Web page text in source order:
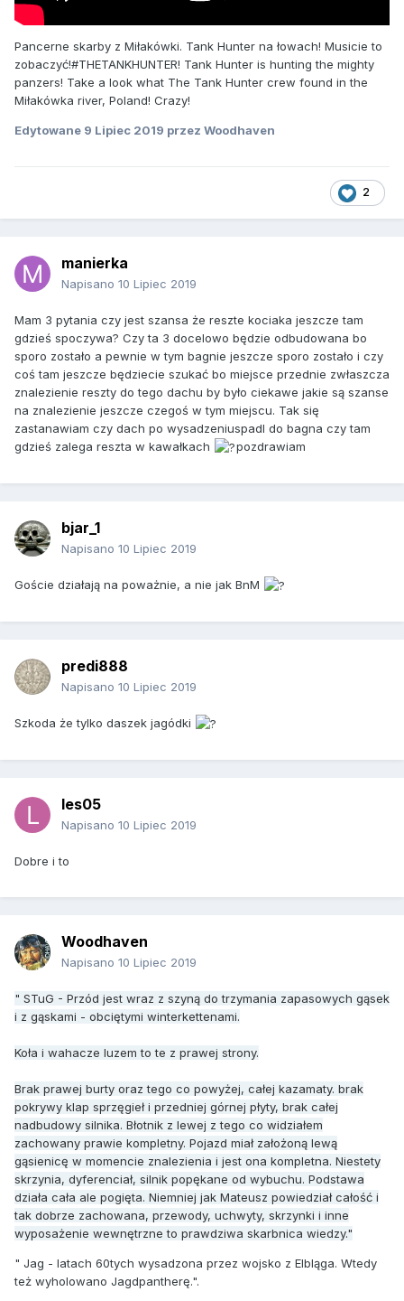
Pancerne skarby z Miłakówki. Tank Hunter na łowach! Musicie to
zobaczyć!#THETANKHUNTER! Tank Hunter is hunting the mighty
panzers! Take a look what The Tank Hunter crew found in the
Miłakówka river, Poland! Crazy!
Edytowane 9 Lipiec 2019 przez Woodhaven
2
manierka
Napisano 10 Lipiec 2019
Mam 3 pytania czy jest szansa że reszte kociaka jeszcze tam
gdzieś spoczywa? Czy ta 3 docelowo będzie odbudowana bo
sporo zostało a pewnie w tym bagnie jeszcze sporo zostało i czy
coś tam jeszcze będziecie szukać bo miejsce przednie zwłaszcza
znalezienie reszty do tego dachu by było ciekawe jakie są szanse
na znalezienie jeszcze czegoś w tym miejscu. Tak się
zastanawiam czy dach po wysadzeniuspadl do bagna czy tam
gdzieś zalega reszta w kawałkach
pozdrawiam
bjar_1
Napisano 10 Lipiec 2019
Goście działają na poważnie, a nie jak BnM
predi888
Napisano 10 Lipiec 2019
Szkoda że tylko daszek jagódki
les05
Napisano 10 Lipiec 2019
Dobre i to
Woodhaven
Napisano 10 Lipiec 2019
" STuG - Przód jest wraz z szyną do trzymania zapasowych gąsek
i z gąskami - obciętymi winterkettenami.
Koła i wahacze luzem to te z prawej strony.
Brak prawej burty oraz tego co powyżej, całej kazamaty. brak
pokrywy klap sprzęgieł i przedniej górnej płyty, brak całej
nadbudowy silnika. Błotnik z lewej z tego co widziałem
zachowany prawie kompletny. Pojazd miał założoną lewą
gąsienicę w momencie znalezienia i jest ona kompletna. Niestety
skrzynia, dyferenciał, silnik popękane od wybuchu. Podstawa
działa cała ale pogięta. Niemniej jak Mateusz powiedział całość i
tak dobrze zachowana, przewody, uchwyty, skrzynki i inne
wyposażenie wewnętrzne to prawdziwa skarbnica wiedzy."
" Jag - latach 60tych wysadzona przez wojsko z Elbląga. Wtedy
też wyholowano Jagdpantherę.".